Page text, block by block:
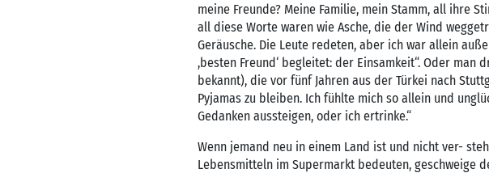
meine Freunde? Meine Familie, mein Stamm, all ihre
all diese Worte waren wie Asche, die der Wind
Geräusche. Die Leute redeten, aber ich war allein
,besten Freund‘ begleitet: der Einsamkeit“. Oder man
bekannt), die vor fünf Jahren aus der Türkei nach
Pyjamas zu bleiben. Ich fühlte mich so allein und
Gedanken aussteigen, oder ich ertrinke.“
Wenn jemand neu in einem Land ist und nicht ver-
Lebensmitteln im Supermarkt bedeuten, geschweige